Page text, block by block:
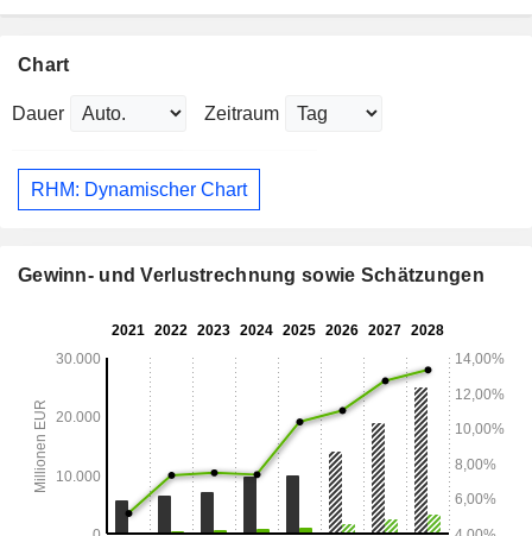
Chart
Dauer Zeitraum
RHM: Dynamischer Chart
Gewinn- und Verlustrechnung sowie Schätzungen